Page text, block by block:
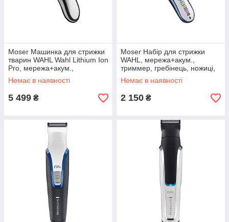
Moser Машинка для стрижки
тварин WAHL Wahl Lithium Ion
Pro, мережа+акум.,
насадок-4, кейс,ножиці,
гребінець в компл, сірий
Немає в наявності
5 499 ₴
Moser Набір для стрижки
WAHL, мережа+акум.,
триммер, гребінець, ножиці,
сталь, синій
Немає в наявності
2 150 ₴